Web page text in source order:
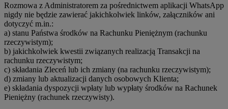
Rozmowa z Administratorem za pośrednictwem aplikacji WhatsApp
nigdy nie będzie zawierać jakichkolwiek linków, załączników ani
dotyczyć m.in.:
a) stanu Państwa środków na Rachunku Pieniężnym (rachunku
rzeczywistym);
b) jakichkolwiek kwestii związanych realizacją Transakcji na
rachunku rzeczywistym;
c) składania Zleceń lub ich zmiany (na rachunku rzeczywistym);
d) zmiany lub aktualizacji danych osobowych Klienta;
e) składania dyspozycji wpłaty lub wypłaty środków na Rachunek
Pieniężny (rachunek rzeczywisty).